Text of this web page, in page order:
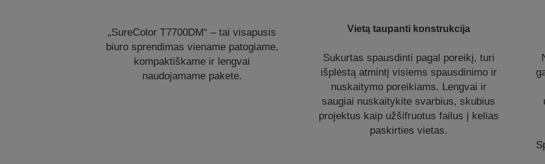
„SureColor T7700DM“ – tai visapusis
biuro sprendimas viename patogiame,
kompaktiškame ir lengvai
naudojamame pakete.
Vietą taupanti konstrukcija
Sukurtas spausdinti pagal poreikį, turi
išplėstą atmintį visiems spausdinimo ir
nuskaitymo poreikiams. Lengvai ir
saugiai nuskaitykite svarbius, skubius
projektus kaip užšifruotus failus į kelias
paskirties vietas.